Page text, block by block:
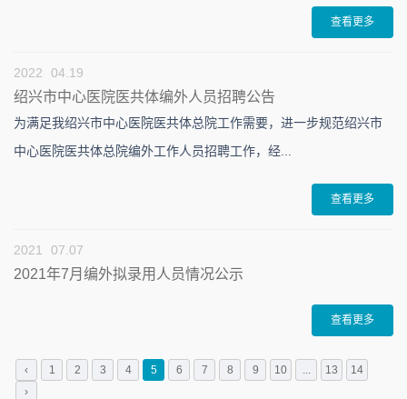
查看更多
2022 04.19
绍兴市中心医院医共体编外人员招聘公告
为满足我绍兴市中心医院医共体总院工作需要，进一步规范绍兴市
中心医院医共体总院编外工作人员招聘工作，经...
查看更多
2021 07.07
2021年7月编外拟录用人员情况公示
查看更多
‹ 1 2 3 4 5 6 7 8 9 10 ... 13
14
›